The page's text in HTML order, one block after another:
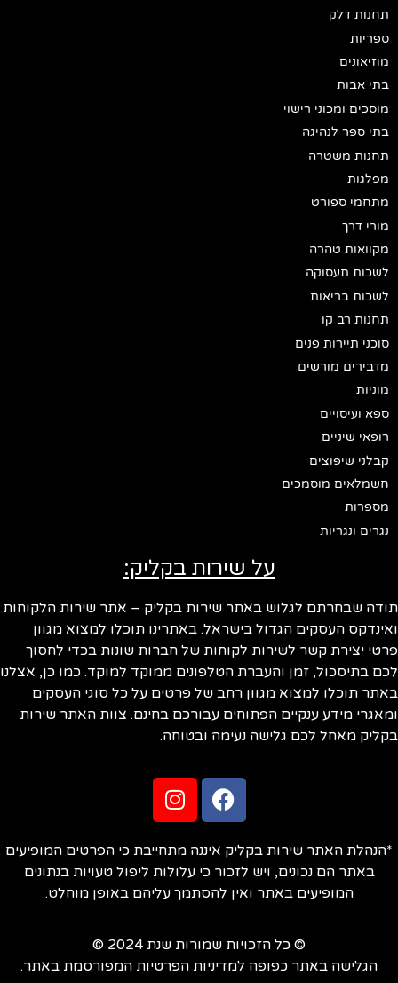
תחנות דלק
ספריות
מוזיאונים
בתי אבות
מוסכים ומכוני רישוי
בתי ספר לנהיגה
תחנות משטרה
מפלגות
מתחמי ספורט
מורי דרך
מקוואות טהרה
לשכות תעסוקה
לשכות בריאות
תחנות רב קו
סוכני תיירות פנים
מדבירים מורשים
מוניות
ספא ועיסויים
רופאי שיניים
קבלני שיפוצים
חשמלאים מוסמכים
מספרות
נגרים ונגריות
על שירות בקליק:
שבחרתם לגלוש באתר שירות בקליק – אתר שירות הלקוחות
העסקים הגדול בישראל. באתרינו תוכלו למצוא מגוון
יצירת קשר לשירות לקוחות של חברות שונות בכדי לחסוך
בתיסכול, זמן והעברת הטלפונים ממוקד למוקד. כמו כן, אצלנו
תוכלו למצוא מגוון רחב של פרטים על כל סוגי העסקים
מידע ענקיים הפתוחים עבורכם בחינם. צוות האתר שירות
מאחל לכם גלישה נעימה ובטוחה.
האתר שירות בקליק איננה מתחייבת כי הפרטים המופיעים
באתר הם נכונים, ויש לזכור כי עלולות ליפול טעויות בנתונים
המופיעים באתר ואין להסתמך עליהם באופן מוחלט.
© כל הזכויות שמורות שנת 2024 ©
הגלישה באתר כפופה למדיניות הפרטיות המפורסמת באתר.